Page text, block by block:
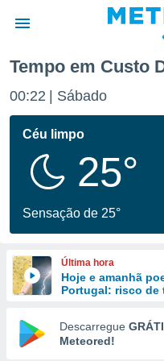
da
foi
fornecidas
a este
das
e
forma
digital
Tempo em Custo
00:22 Sábado
Céu limpo
25°
Sensação de 25°
Última hora
Hoje e amanhã
Portugal: risco de
Descarregue
Meteored!